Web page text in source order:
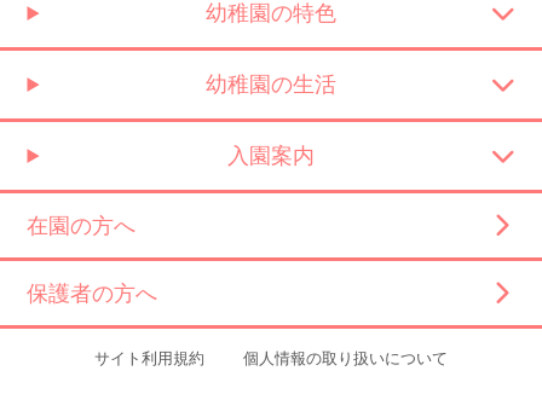
幼稚園の特色
幼稚園の生活
入園案内
在園の方へ
保護者の方へ
サイト利用規約 個人情報の取り扱いについて